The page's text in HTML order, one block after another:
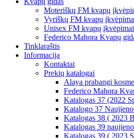
Moteriškų FM kvapų
Vyriškų FM kvapų
Unisex FM kvapų įkvėpimai
Federico Mahora Kvapų
Tinklaraštis
Informacija
Kontaktai
Prekių katalogai
Alaya prabangi
Federico Mahora
Katalogas 37 (2022
Katalogo 37
Katalogas 38 ( 2023
Katalogas 39
Katalogas 39 ( 2023